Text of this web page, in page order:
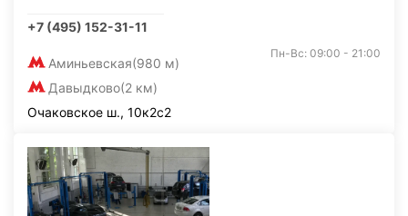
+7 (495) 152-31-11
Аминьевская(980 м)
Давыдково(2 км)
Пн-Вс: 09:00 - 21:00
Очаковское ш., 10к2с2